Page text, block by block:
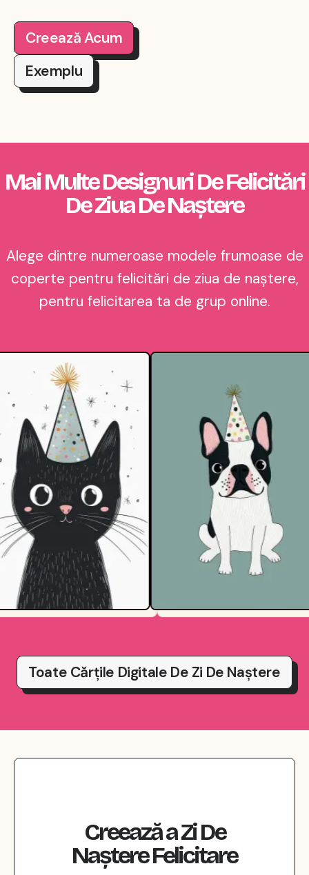
Creează Acum
Exemplu
Mai Multe Designuri De Felicitări
De Ziua De Naștere
Alege dintre numeroase modele frumoase de
coperte pentru felicitări de ziua de naștere,
pentru felicitarea ta de grup online.
Toate Cărțile Digitale De Zi De Naștere
CreeazăaZi De
NaștereFelicitare